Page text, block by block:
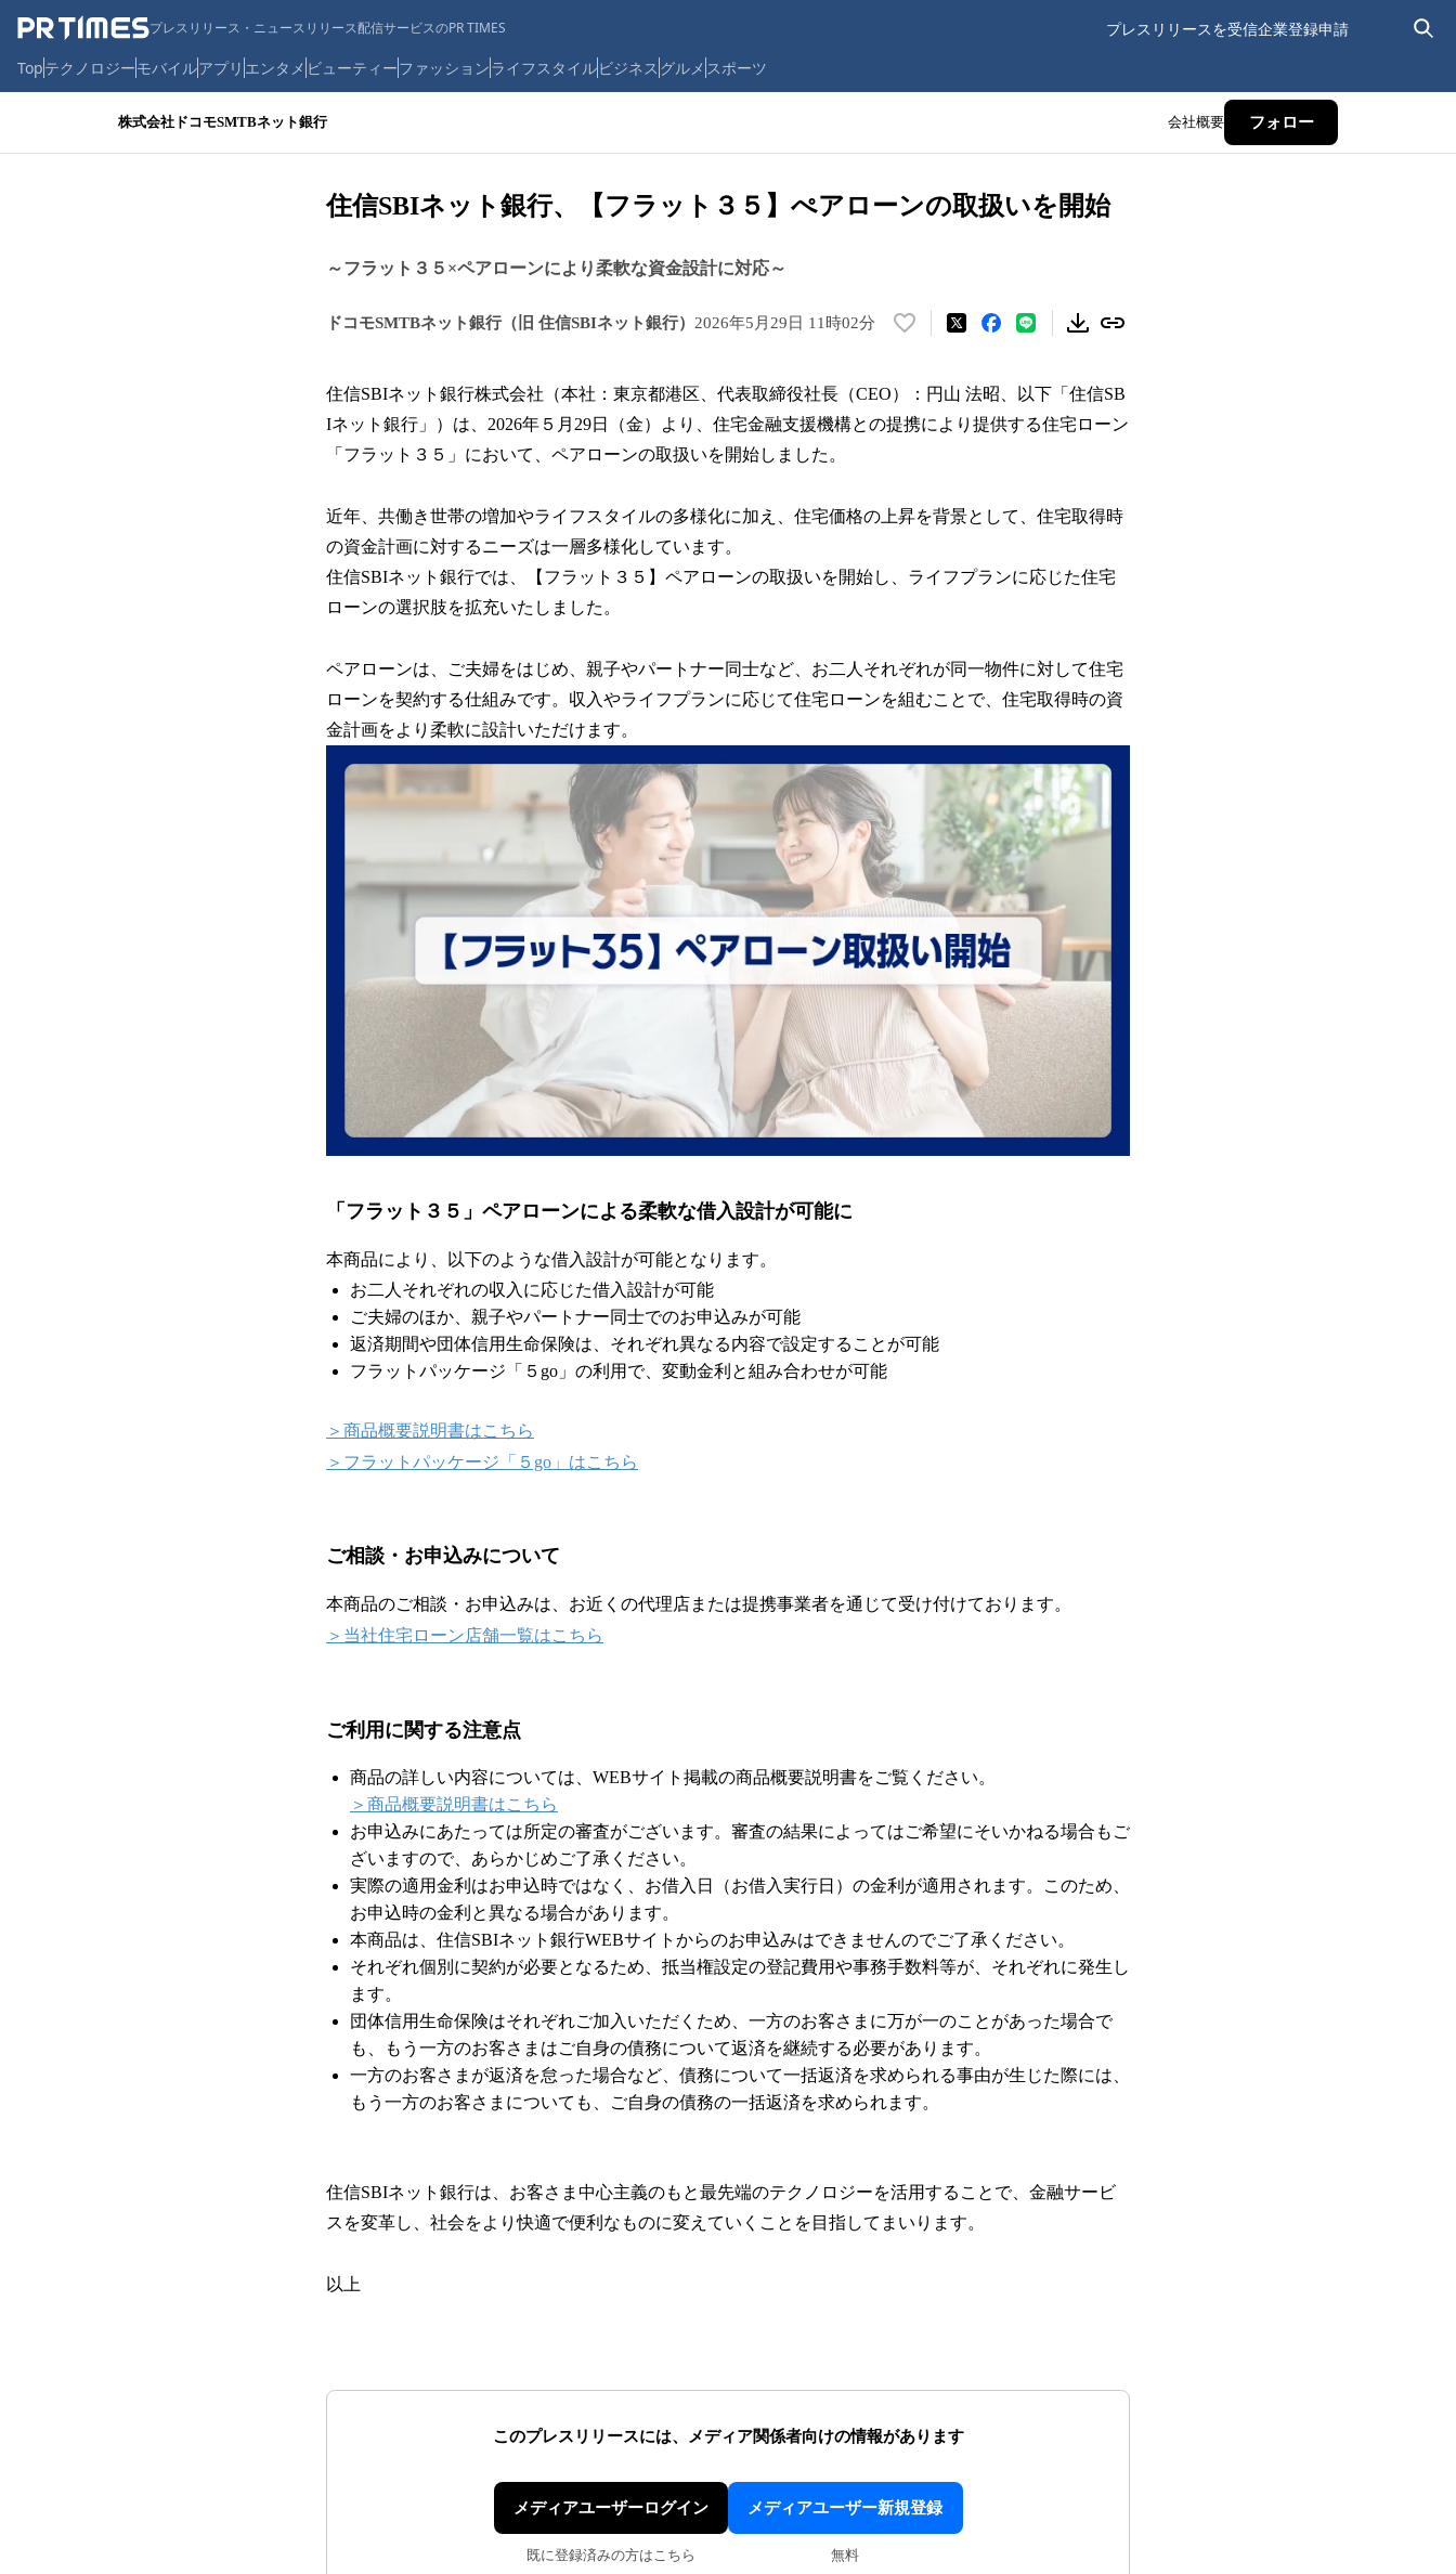
プレスリリース・ニュースリリース配信サービスのPR TIMES プレスリリースを受信企業登録申請
Topテクノロジーモバイルアプリ エンタメ ビューティーファッションライフスタイルビジネス グルメ スポーツ
株式会社ドコモSMTBネット銀行 会社概要 フォロー
住信SBIネット銀行、【フラット３５】ぺアローンの取扱いを開始
～フラット３５×ペアローンにより柔軟な資金設計に対応～
ドコモSMTBネット銀行（旧 住信SBIネット銀行） 2026年5月29日 11時02分
い
！
数
込
で
住信SBIネット銀行株式会社（本社：東京都港区、代表取締役社長（CEO）：円山 法昭、以下「住信SB
Iネット銀行」）は、2026年５月29日（金）より、住宅金融支援機構との提携により提供する住宅ローン
「フラット３５」において、ペアローンの取扱いを開始しました。
近年、共働き世帯の増加やライフスタイルの多様化に加え、住宅価格の上昇を背景として、住宅取得時
の資金計画に対するニーズは一層多様化しています。
住信SBIネット銀行では、【フラット３５】ペアローンの取扱いを開始し、ライフプランに応じた住宅
ローンの選択肢を拡充いたしました。
ペアローンは、ご夫婦をはじめ、親子やパートナー同士など、お二人それぞれが同一物件に対して住宅
ローンを契約する仕組みです。収入やライフプランに応じて住宅ローンを組むことで、住宅取得時の資
金計画をより柔軟に設計いただけます。
「フラット３５」ペアローンによる柔軟な借入設計が可能に
本商品により、以下のような借入設計が可能となります。
お二人それぞれの収入に応じた借入設計が可能
ご夫婦のほか、親子やパートナー同士でのお申込みが可能
返済期間や団体信用生命保険は、それぞれ異なる内容で設定することが可能
フラットパッケージ「５go」の利用で、変動金利と組み合わせが可能
＞商品概要説明書はこちら
＞フラットパッケージ「５go」はこちら
ご相談・お申込みについて
本商品のご相談・お申込みは、お近くの代理店または提携事業者を通じて受け付けております。
＞当社住宅ローン店舗一覧はこちら
ご利用に関する注意点
商品の詳しい内容については、WEBサイト掲載の商品概要説明書をご覧ください。
＞商品概要説明書はこちら
お申込みにあたっては所定の審査がございます。審査の結果によってはご希望にそいかねる場合もご
ざいますので、あらかじめご了承ください。
実際の適用金利はお申込時ではなく、お借入日（お借入実行日）の金利が適用されます。このため、
お申込時の金利と異なる場合があります。
本商品は、住信SBIネット銀行WEBサイトからのお申込みはできませんのでご了承ください。
それぞれ個別に契約が必要となるため、抵当権設定の登記費用や事務手数料等が、それぞれに発生し
ます。
団体信用生命保険はそれぞれご加入いただくため、一方のお客さまに万が一のことがあった場合で
も、もう一方のお客さまはご自身の債務について返済を継続する必要があります。
一方のお客さまが返済を怠った場合など、債務について一括返済を求められる事由が生じた際には、
もう一方のお客さまについても、ご自身の債務の一括返済を求められます。
住信SBIネット銀行は、お客さま中心主義のもと最先端のテクノロジーを活用することで、金融サービ
スを変革し、社会をより快適で便利なものに変えていくことを目指してまいります。
以上
このプレスリリースには、 メディア関係者向けの情報があります
メディアユーザーログイン
既に登録済みの方はこちら
メディアユーザー新規登録
無料